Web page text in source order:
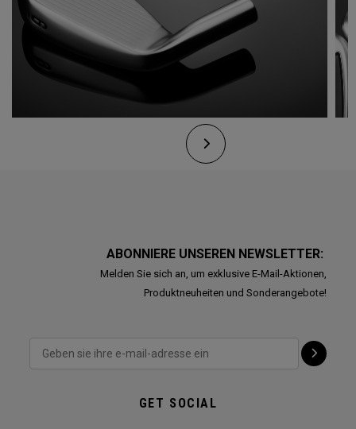
ABONNIERE UNSEREN NEWSLETTER:
Melden Sie sich an, um exklusive E-Mail-Aktionen,
Produktneuheiten und Sonderangebote!
GET SOCIAL